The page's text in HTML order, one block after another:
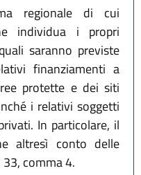
regionale di cui
individua i propri
saranno previste
finanziamenti a
protette e dei siti
i relativi soggetti
In particolare, il
altresì conto delle
comma 4.